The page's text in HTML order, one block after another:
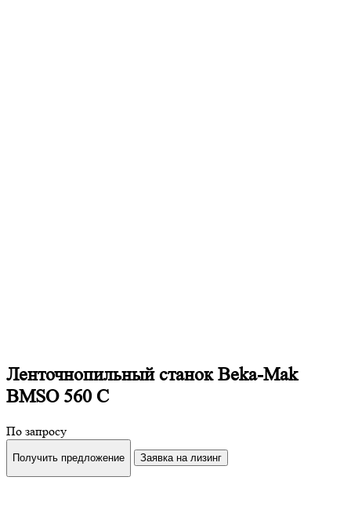
Ленточнопильный станок Beka-Mak
BMSO 560 С
По запросу
Получить предложение Заявка на лизинг